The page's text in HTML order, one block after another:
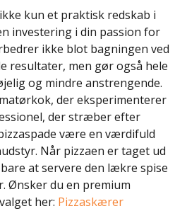
kun et praktisk redskab i
investering i din passion for
ikke blot bagningen ved
resultater, men gør også hele
og mindre anstrengende.
der eksperimenterer
der stræber efter
være en værdifuld
Når pizzaen er taget ud
at servere den lækre spise
Ønsker du en premium
her: Pizzaskærer